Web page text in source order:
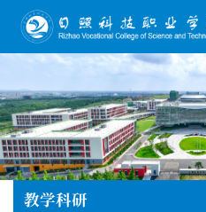
教学科研